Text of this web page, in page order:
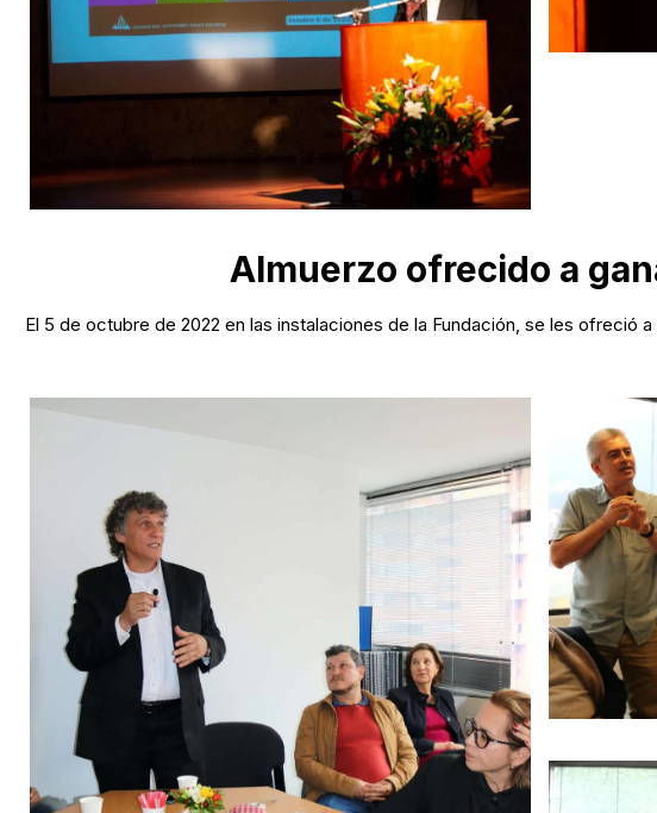
Almuerzo ofrecido a
El 5 de octubre de 2022 en las instalaciones de la Fundación, se les ofreció